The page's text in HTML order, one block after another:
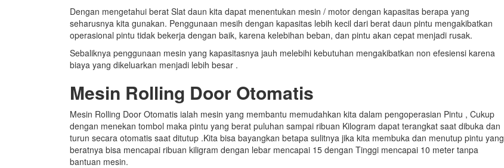
Dengan mengetahui berat Slat daun kita dapat menentukan mesin / motor dengan kapasitas berapa yang
seharusnya kita gunakan. Penggunaan mesih dengan kapasitas lebih kecil dari berat daun pintu mengakibatkan
operasional pintu tidak bekerja dengan baik, karena kelebihan beban, dan pintu akan cepat menjadi rusak.
Sebaliknya penggunaan mesin yang kapasitasnya jauh melebihi kebutuhan mengakibatkan non efesiensi karena
biaya yang dikeluarkan menjadi lebih besar .
Mesin Rolling Door Otomatis
Mesin Rolling Door Otomatis ialah mesin yang membantu memudahkan kita dalam pengoperasian Pintu , Cukup
dengan menekan tombol maka pintu yang berat puluhan sampai ribuan Kilogram dapat terangkat saat dibuka dan
turun secara otomatis saat ditutup .Kita bisa bayangkan betapa sulitnya jika kita membuka dan menutup pintu yang
beratnya bisa mencapai ribuan kiligram dengan lebar mencapai 15 dengan Tinggi mencapai 10 meter tanpa
bantuan mesin.